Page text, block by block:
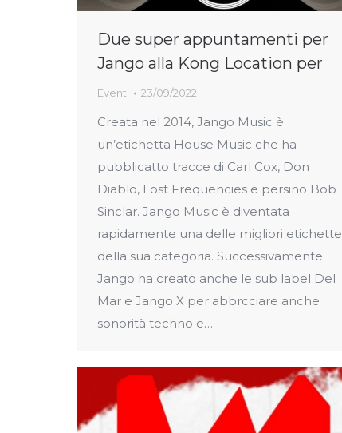
Due super appuntamenti per
Jango alla Kong Location per
Eventi 23/09/2022
Creata nel 2014, Jango Music è
un’etichetta House Music che ha
pubblicatto tracce di Carl Cox, Don
Diablo, Lost Frequencies e persino Bob
Sinclar. Jango Music è diventata
rapidamente una delle migliori etichette
della sua categoria. Successivamente
Jango ha creato anche le sub label Del
Mar e Jango X per abbrcciare anche
sonorità techno e…